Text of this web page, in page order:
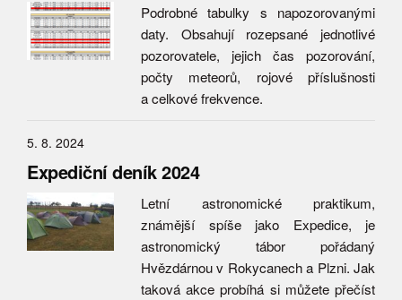
Podrobné tabulky s napozorovanými
daty. Obsahují rozepsané jednotlivé
pozorovatele, jejich čas pozorování,
počty meteorů, rojové příslušnosti
a celkové frekvence.
5. 8. 2024
Expediční deník 2024
Letní astronomické praktikum,
známější spíše jako Expedice, je
astronomický tábor pořádaný
Hvězdárnou v Rokycanech a Plzni. Jak
taková akce probíhá si můžete přečíst